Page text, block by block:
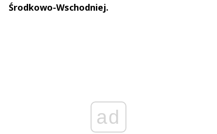
Środkowo-Wschodniej.
ad